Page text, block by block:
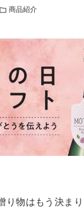
商品紹介
り物はもう決ま